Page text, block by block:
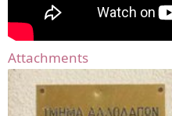
Attachments